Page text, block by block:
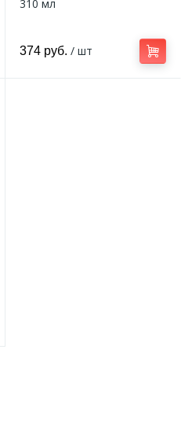
310 мл
374 руб. / шт